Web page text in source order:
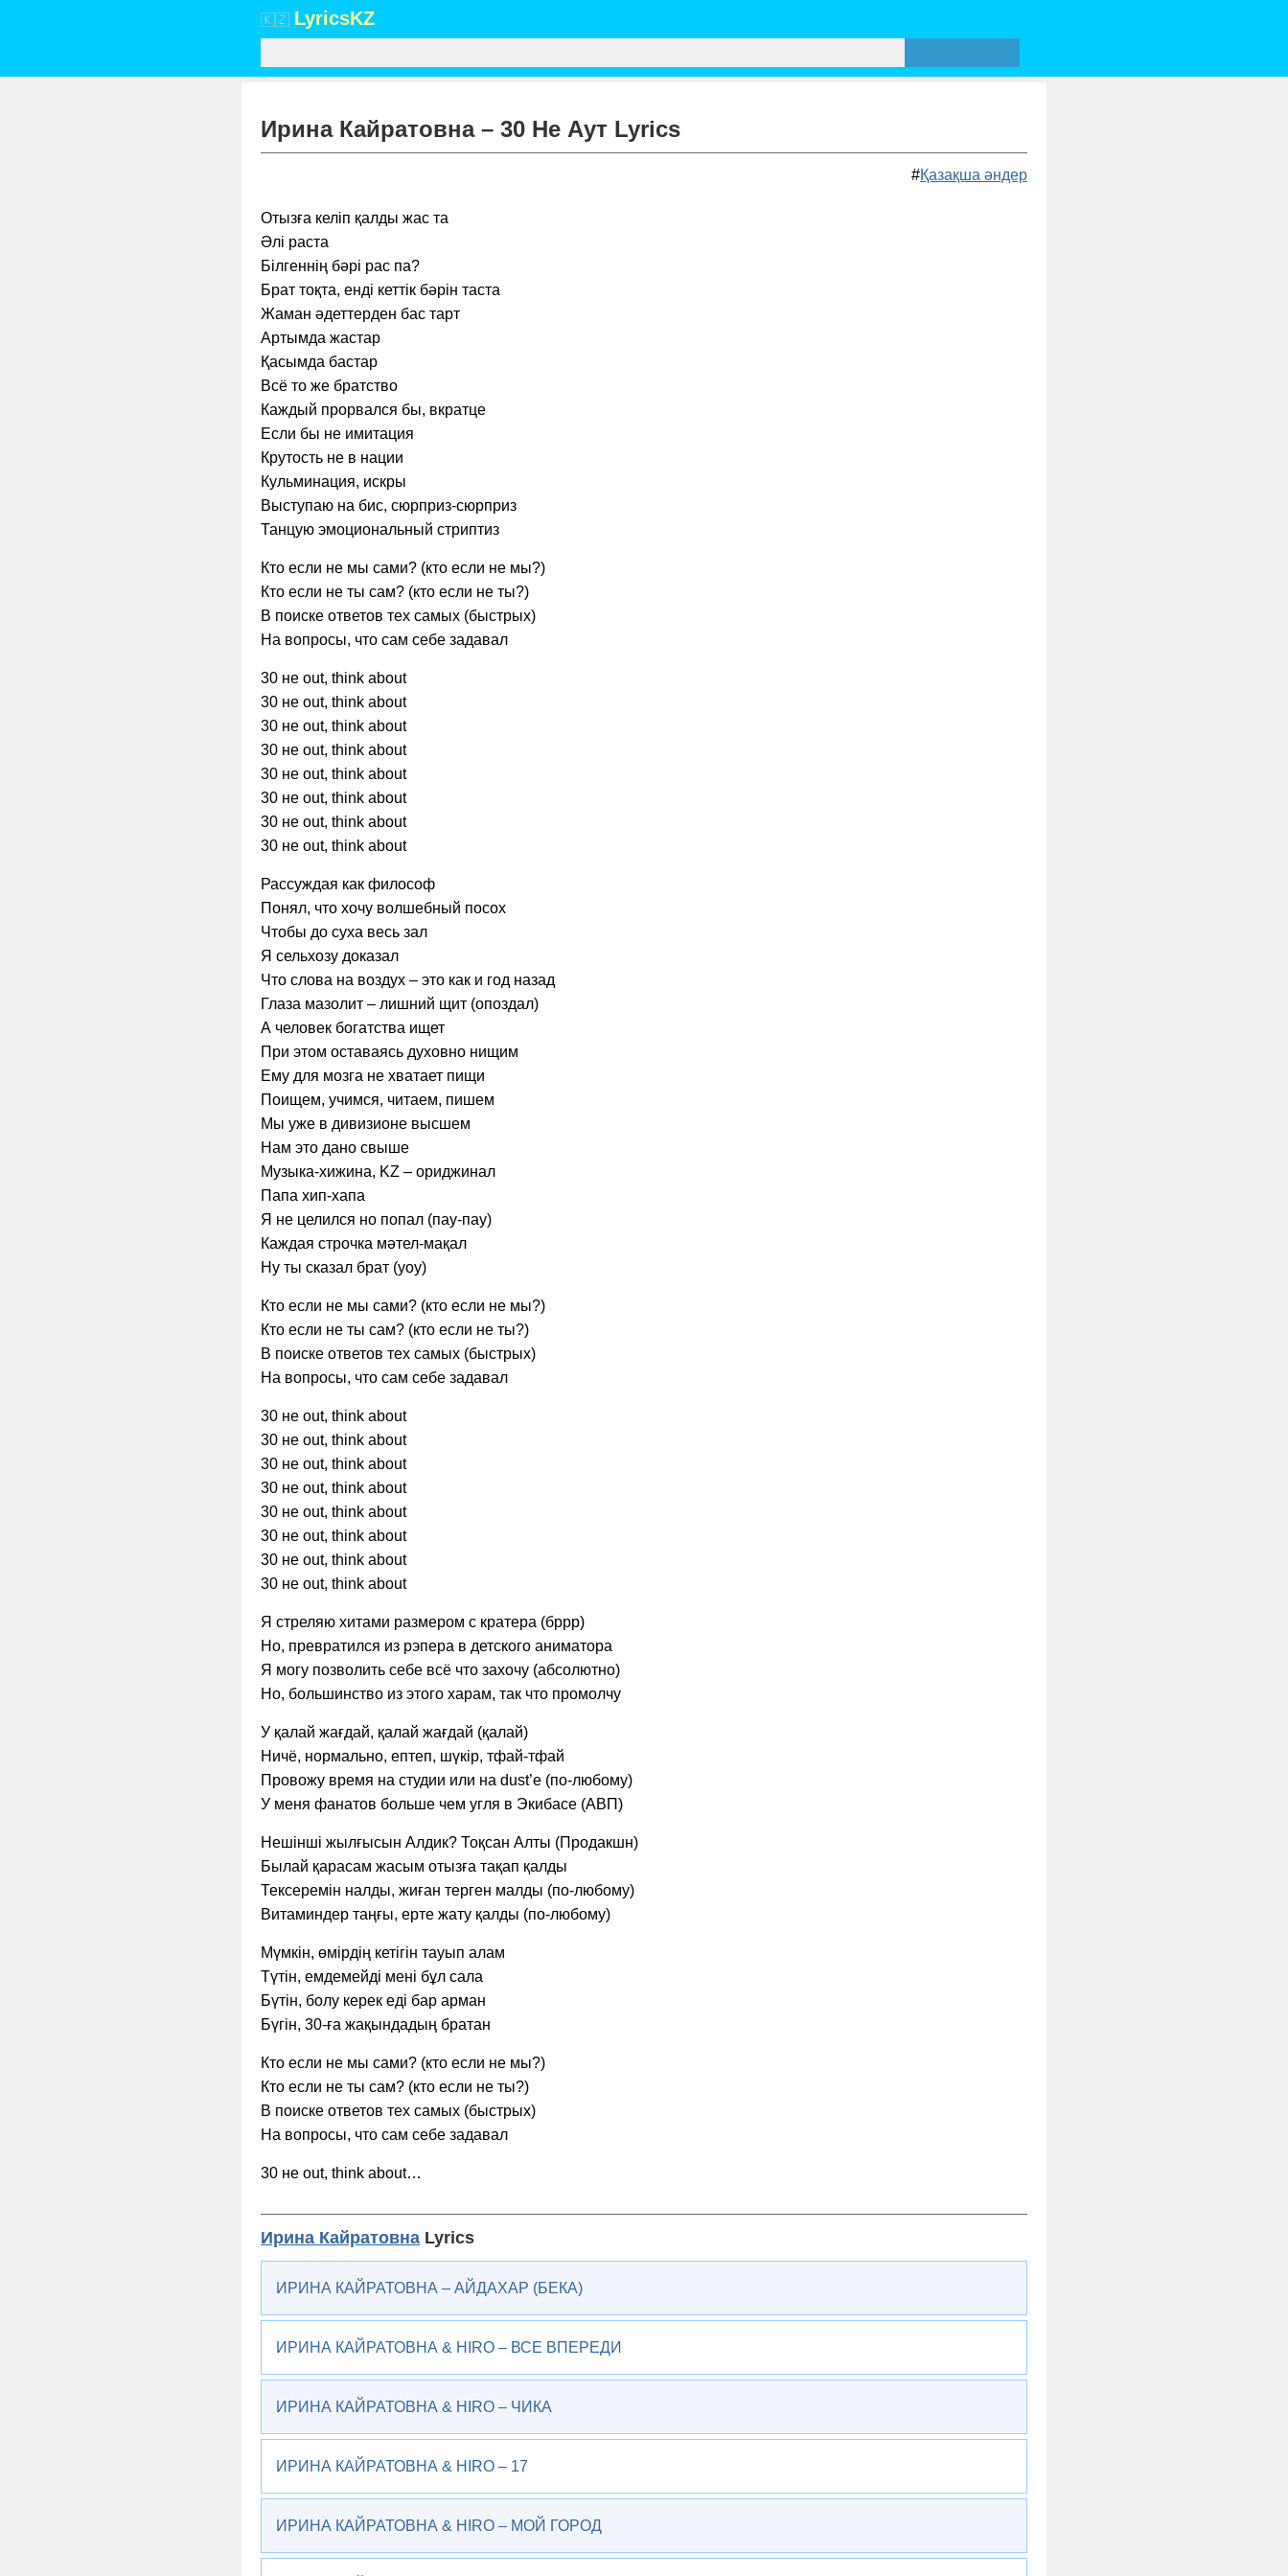
🇰🇿 LyricsKZ
Ирина Кайратовна – 30 Не Аут Lyrics
#Қазақша әндер
Отызға келіп қалды жас та
Әлі раста
Білгеннің бәрі рас па?
Брат тоқта, енді кеттік бәрін таста
Жаман әдеттерден бас тарт
Артымда жастар
Қасымда бастар
Всё то же братство
Каждый прорвался бы, вкратце
Если бы не имитация
Крутость не в нации
Кульминация, искры
Выступаю на бис, сюрприз-сюрприз
Танцую эмоциональный стриптиз
Кто если не мы сами? (кто если не мы?)
Кто если не ты сам? (кто если не ты?)
В поиске ответов тех самых (быстрых)
На вопросы, что сам себе задавал
30 не out, think about
30 не out, think about
30 не out, think about
30 не out, think about
30 не out, think about
30 не out, think about
30 не out, think about
30 не out, think about
Рассуждая как философ
Понял, что хочу волшебный посох
Чтобы до суха весь зал
Я сельхозу доказал
Что слова на воздух – это как и год назад
Глаза мазолит – лишний щит (опоздал)
А человек богатства ищет
При этом оставаясь духовно нищим
Ему для мозга не хватает пищи
Поищем, учимся, читаем, пишем
Мы уже в дивизионе высшем
Нам это дано свыше
Музыка-хижина, KZ – ориджинал
Папа хип-хапа
Я не целился но попал (пау-пау)
Каждая строчка мәтел-мақал
Ну ты сказал брат (уоу)
Кто если не мы сами? (кто если не мы?)
Кто если не ты сам? (кто если не ты?)
В поиске ответов тех самых (быстрых)
На вопросы, что сам себе задавал
30 не out, think about
30 не out, think about
30 не out, think about
30 не out, think about
30 не out, think about
30 не out, think about
30 не out, think about
30 не out, think about
Я стреляю хитами размером с кратера (бррр)
Но, превратился из рэпера в детского аниматора
Я могу позволить себе всё что захочу (абсолютно)
Но, большинство из этого харам, так что промолчу
У қалай жағдай, қалай жағдай (қалай)
Ничё, нормально, ептеп, шүкір, тфай-тфай
Провожу время на студии или на dust’е (по-любому)
У меня фанатов больше чем угля в Экибасе (АВП)
Нешінші жылғысын Алдик? Тоқсан Алты (Продакшн)
Былай қарасам жасым отызға тақап қалды
Тексеремін налды, жиған терген малды (по-любому)
Витаминдер таңғы, ерте жату қалды (по-любому)
Мүмкін, өмірдің кетігін тауып алам
Түтін, емдемейді мені бұл сала
Бүтін, болу керек еді бар арман
Бүгін, 30-ға жақындадың братан
Кто если не мы сами? (кто если не мы?)
Кто если не ты сам? (кто если не ты?)
В поиске ответов тех самых (быстрых)
На вопросы, что сам себе задавал
30 не out, think about…
Ирина Кайратовна Lyrics
ИРИНА КАЙРАТОВНА – АЙДАХАР (БЕКА)
ИРИНА КАЙРАТОВНА & HIRO – ВСЕ ВПЕРЕДИ
ИРИНА КАЙРАТОВНА & HIRO – ЧИКА
ИРИНА КАЙРАТОВНА & HIRO – 17
ИРИНА КАЙРАТОВНА & HIRO – МОЙ ГОРОД